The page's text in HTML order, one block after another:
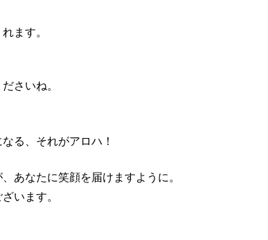
ます。
さいね。
る、それがアロハ！
あなたに笑顔を届けますように。
います。